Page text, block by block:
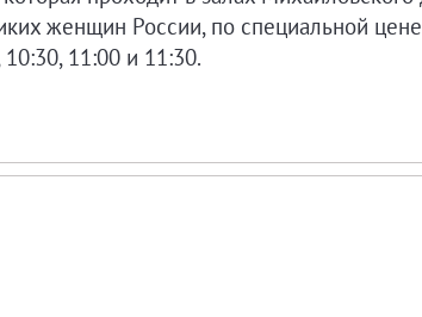
женщин России, по специальной
11:00 и 11:30.